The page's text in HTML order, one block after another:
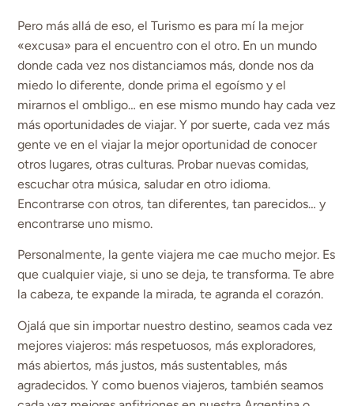
Pero más allá de eso, el Turismo es para mí la mejor
«excusa» para el encuentro con el otro. En un mundo
donde cada vez nos distanciamos más, donde nos da
miedo lo diferente, donde prima el egoísmo y el
mirarnos el ombligo… en ese mismo mundo hay cada vez
más oportunidades de viajar. Y por suerte, cada vez más
gente ve en el viajar la mejor oportunidad de conocer
otros lugares, otras culturas. Probar nuevas comidas,
escuchar otra música, saludar en otro idioma.
Encontrarse con otros, tan diferentes, tan parecidos… y
encontrarse uno mismo.
Personalmente, la gente viajera me cae mucho mejor. Es
que cualquier viaje, si uno se deja, te transforma. Te abre
la cabeza, te expande la mirada, te agranda el corazón.
Ojalá que sin importar nuestro destino, seamos cada vez
mejores viajeros: más respetuosos, más exploradores,
más abiertos, más justos, más sustentables, más
agradecidos. Y como buenos viajeros, también seamos